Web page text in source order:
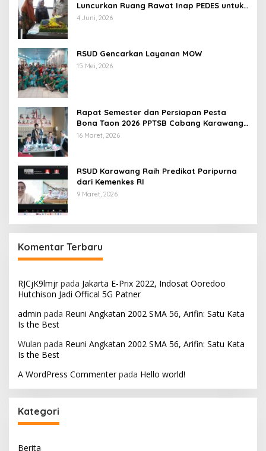
Luncurkan Ruang Rawat Inap PEDES untuk
Tingkatkan Pelayanan Kesehatan
4 Juni, 2026
RSUD Gencarkan Layanan MOW
15 Mei, 2026
Rapat Semester dan Persiapan Pesta
Bona Taon 2026 PPTSB Cabang Karawang
Digelar
16 Maret, 2026
RSUD Karawang Raih Predikat Paripurna
dari Kemenkes RI
9 Maret, 2026
Komentar Terbaru
RJCjK9lmjrpada Jakarta E-Prix 2022, Indosat Ooredoo
Hutchison Jadi Offical 5G Patner
admin pada Reuni Angkatan 2002 SMA 56, Arifin: Satu Kata
Is the Best
Wulan pada Reuni Angkatan 2002 SMA 56, Arifin: Satu Kata
Is the Best
A WordPress Commenterpada Hello world!
Kategori
Berita